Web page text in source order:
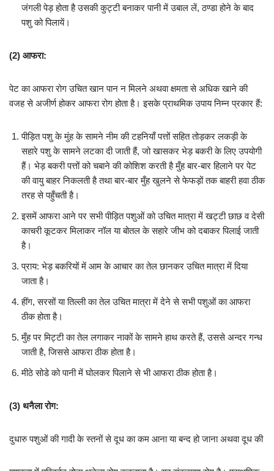
जंगली पेड़ होता है उसकी कुट्टी बनाकर पानी में उबाल लें, ठण्डा होने के बाद
पशु को पिलायें।
(2) आफरा:
पेट का आफरा रोग उचित खान पान न मिलने अथवा क्षमता से अधिक खाने की
वजह से अजीर्ण होकर आफरा रोग होता है। इसके प्राथमिक उपाय निम्न प्रकार हैं:
पीड़ित पशु के मुंह के सामने नीम की टहनियाँ पत्तों सहित तोड़कर लकड़ी के
सहारे पशु के सामने लटका दी जाती हैं, जो खासकर भेड़ बकरी के लिए उपयोगी
हैं। भेड़ बकरी पत्तों को चबाने की कोशिश करती है मुँह बार-बार हिलाने पर पेट
की वायु बाहर निकलती है तथा बार-बार मुँह खुलने से फेफड़ों तक बाहरी हवा ठीक
तरह से पहुँचती है।
इसमें आफरा आने पर सभी पीड़ित पशुओं को उचित मात्रा में खट्टी छाछ व देसी
काचरी कूटकर मिलाकर नॉल या बोतल के सहारे जीभ को दबाकर पिलाई जाती
है।
प्राय: भेड़ बकरियों में आम के आचार का तेल छानकर उचित मात्रा में दिया
जाता है।
हींग, सरसों या तिल्ली का तेल उचित मात्रा में देने से सभी पशुओं का आफरा
ठीक होता है।
मुँह पर मिट्टी का तेल लगाकर नाकों के सामने हाथ करते हैं, उससे अन्दर गन्ध
जाती है, जिससे आफरा ठीक होता है।
मीठे सोडे को पानी में घोलकर पिलाने से भी आफरा ठीक होता है।
(3) थनैला रोग:
दुधारु पशुओं की गादी के स्तनों से दूध का कम आना या बन्द हो जाना अथवा दूध की